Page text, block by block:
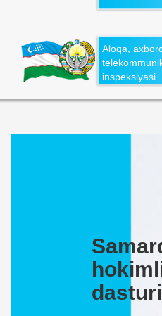
Aloqa,
inspeksiyasi
dasturi